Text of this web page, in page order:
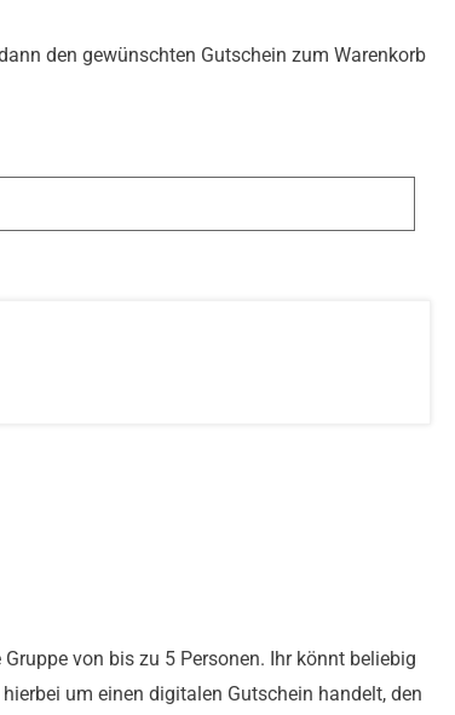
den gewünschten Gutschein zum Warenkorb
von bis zu 5 Personen. Ihr könnt beliebig
um einen digitalen Gutschein handelt, den